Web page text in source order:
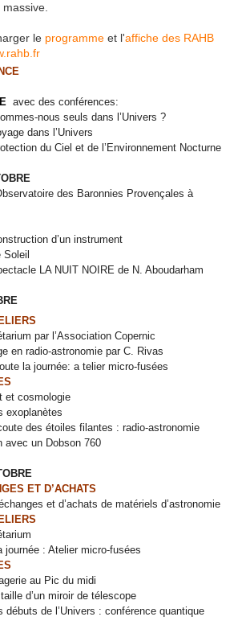
le programme et l'affiche des RAHB
avec des conférences:
nous seuls dans l’Univers ?
dans l’Univers
du Ciel et de l’Environnement Nocturne
des Baronnies Provençales à
d’un instrument
LA NUIT NOIRE de N. Aboudarham
par l’Association Copernic
en radio-astronomie par C. Rivas
la journée: a telier micro-fusées
et cosmologie
exoplanètes
des étoiles filantes : radio-astronomie
avec un Dobson 760
ET D’ACHATS
et d’achats de matériels d’astronomie
journée : Atelier micro-fusées
au Pic du midi
d’un miroir de télescope
débuts de l’Univers : conférence quantique